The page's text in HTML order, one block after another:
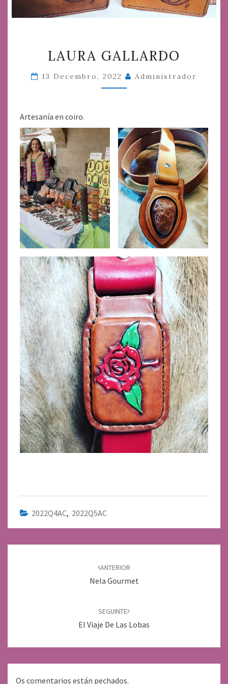
GALLARDO
LAURA GALLARDO
13 Decembro, 2022 Administrador
Artesanía en coiro.
2022Q4AC, 2022Q5AC
ANTERIOR
Nela Gourmet
SEGUINTE
El Viaje De Las Lobas
Os comentarios están pechados.